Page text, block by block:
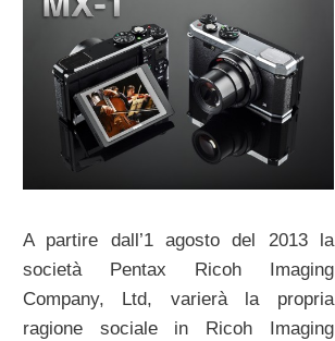
A partire dall’1 agosto del 2013 la
società Pentax Ricoh Imaging
Company, Ltd, varierà la propria
ragione sociale in Ricoh Imaging